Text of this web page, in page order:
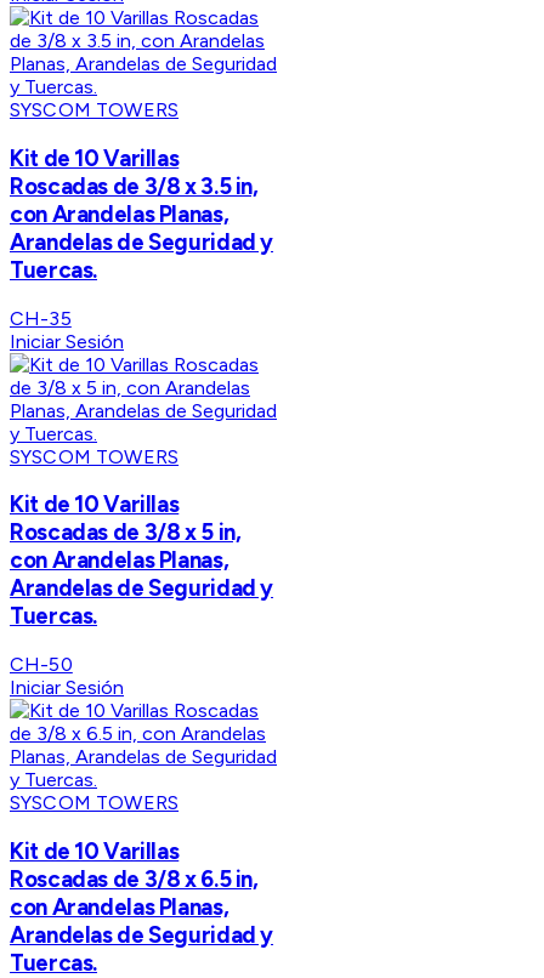
SYSCOM TOWERS
Kit de 10 Varillas
Roscadas de 3/8 x 3.5 in,
con Arandelas Planas,
Arandelas de Seguridad y
Tuercas.
CH-35
Iniciar Sesión
SYSCOM TOWERS
Kit de 10 Varillas
Roscadas de 3/8 x 5 in,
con Arandelas Planas,
Arandelas de Seguridad y
Tuercas.
CH-50
Iniciar Sesión
SYSCOM TOWERS
Kit de 10 Varillas
Roscadas de 3/8 x 6.5 in,
con Arandelas Planas,
Arandelas de Seguridad y
Tuercas.